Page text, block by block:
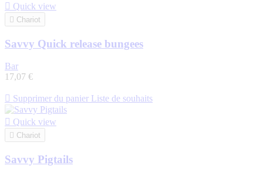
 Quick view
 Chariot
Savvy Quick release bungees
Bar
17,07 €
 Supprimer du panier Liste de souhaits
 Quick view
 Chariot
Savvy Pigtails